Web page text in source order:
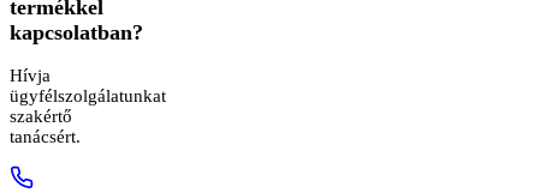
termékkel
kapcsolatban?
Hívja
ügyfélszolgálatunkat
szakértő
tanácsért.